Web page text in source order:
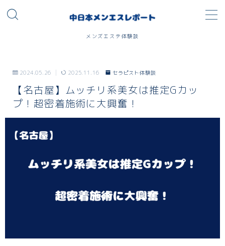
メンズエステ体験談
セラピスト体験談
中部
愛知
静岡
岐阜
新潟
2024.05.26 2025.11.16 セラピスト体験談
【名古屋】ムッチリ系美女は推定Gカッ
プ！超密着施術に大興奮！